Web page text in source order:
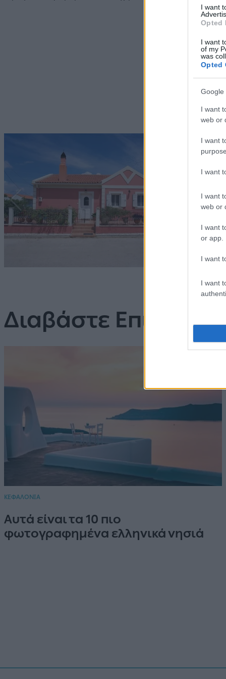
I want
Opted
I want
of my
was
Opted
Google
I want
web or
I want
I want
I want
web or
I want
or app.
I want
I want
Διαβάστε Επίσης
ΚΕΦΑΛΟΝΙΑ
Αυτά είναι τα 10 πιο
φωτογραφημένα ελληνικά νησιά